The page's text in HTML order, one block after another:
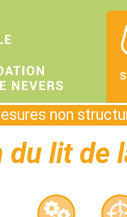
non
du lit de